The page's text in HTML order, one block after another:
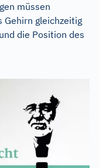
müssen
gleichzeitig
die Position des